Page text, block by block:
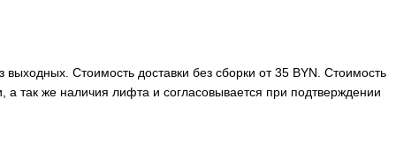
Стоимость доставки без сборки от 35 BYN. Стоимость
а так же наличия лифта и согласовывается при подтверждении